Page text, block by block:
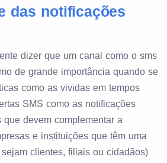
das notificações
dizer que um canal como o sms
de grande importância quando se
como as vividas em tempos
SMS como as notificações
devem complementar a
e instituições que têm uma
clientes, filiais ou cidadãos)